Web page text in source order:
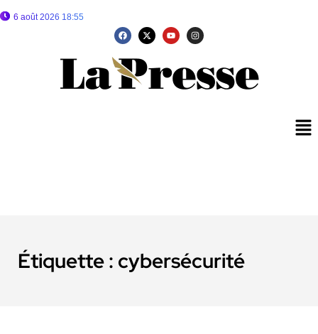
6 août 2026 18:55
Étiquette : cybersécurité